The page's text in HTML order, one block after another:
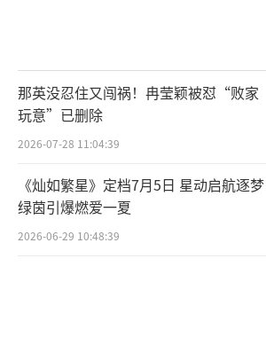
那英没忍住又闯祸！冉莹颖被怼“败家
玩意”已删除
2026-07-28 11:04:39
《灿如繁星》定档7月5日 星动启航逐梦
绿茵引爆燃爱一夏
2026-06-29 10:48:39